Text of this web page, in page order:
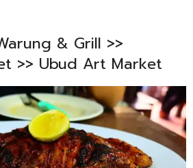
& Grill >>
>> Ubud Art Market